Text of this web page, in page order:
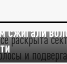
раскрыта
сжигали